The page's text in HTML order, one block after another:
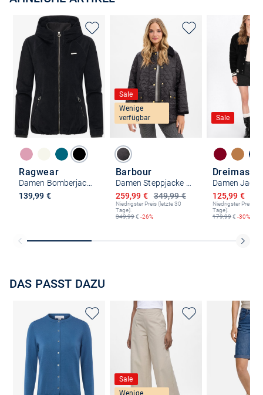
Ragwear
139,99 €
Sale
Wenige
verfügbar
Barbour
349,99 €
Ermäßigter Preis
259,99 €
Niedrigster Preis (letzte 30
Tage):
349,99€ -26%
Sale
Dreimaster
Damen Jacke
Ermäßigter
125,99 €
Niedrigster Preis
Tage):
179,99€ -30%
DAS PASST DAZU
Sale